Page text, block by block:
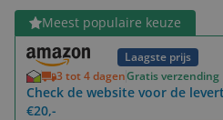
Meest populaire keuze
Laagste prijs
3 tot 4 dagenGratis verzending
Check de website voor de
€20,-
Bekijk product